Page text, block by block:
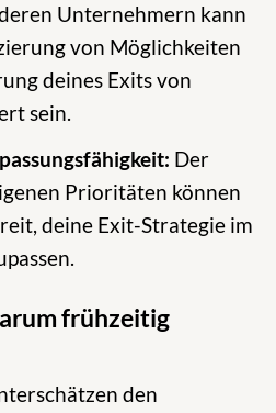
Unternehmern kann
von Möglichkeiten
deines Exits von
sein.
Der
Prioritäten können
deine Exit-Strategie im
frühzeitig
den